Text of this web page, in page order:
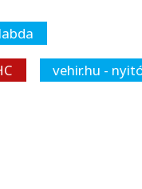
vehir.hu -